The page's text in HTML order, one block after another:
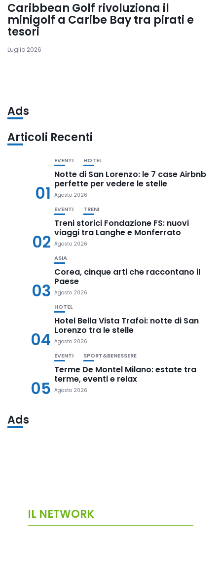
Caribbean Golf rivoluziona il
minigolf a Caribe Bay tra pirati e
tesori
Luglio 2026
Ads
Articoli Recenti
01
EVENTI HOTEL
Notte di San Lorenzo: le 7 case Airbnb
perfette per vedere le stelle
Agosto 2026
02
EVENTI TRENI
Treni storici Fondazione FS: nuovi
viaggi tra Langhe e Monferrato
Agosto 2026
03
ASIA
Corea, cinque arti che raccontano il
Paese
Agosto 2026
04
HOTEL
Hotel Bella Vista Trafoi: notte di San
Lorenzo tra le stelle
Agosto 2026
05
EVENTI SPORT&BENESSERE
Terme De Montel Milano: estate tra
terme, eventi e relax
Agosto 2026
Ads
IL NETWORK